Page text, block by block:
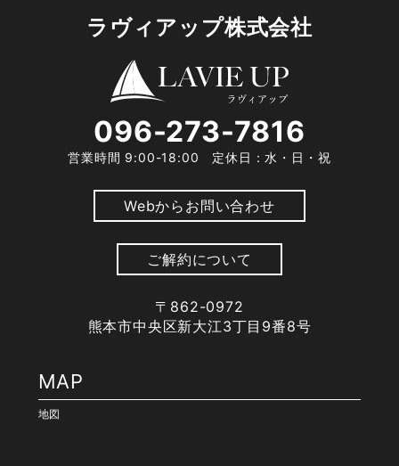
ラヴィアップ株式会社
096-273-7816
営業時間 9:00-18:00 定休日：水・日・祝
Webからお問い合わせ
ご解約について
〒862-0972
熊本市中央区新大江3丁目9番8号
MAP
地図